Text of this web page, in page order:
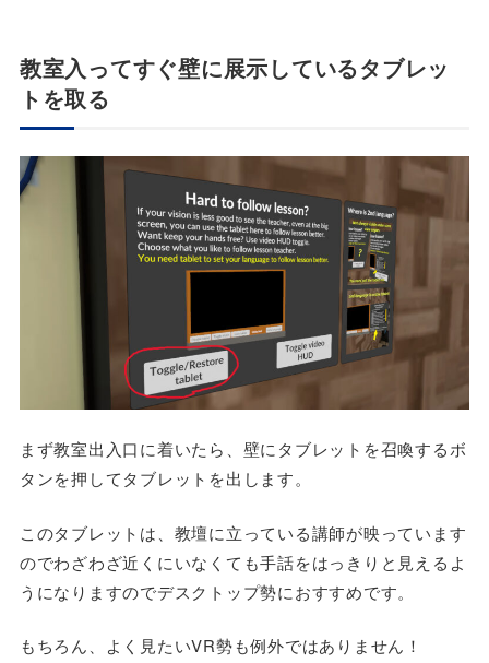
教室入ってすぐ壁に展示しているタブレッ
トを取る
まず教室出入口に着いたら、壁にタブレットを召喚するボ
タンを押してタブレットを出します。
このタブレットは、教壇に立っている講師が映っています
のでわざわざ近くにいなくても手話をはっきりと見えるよ
うになりますのでデスクトップ勢におすすめです。
もちろん、よく見たいVR勢も例外ではありません！